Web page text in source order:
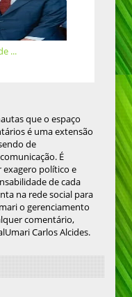
...
que o espaço
é uma extensão
de
É
político e
de cada
na rede social para
o gerenciamento
comentário,
Carlos Alcides.